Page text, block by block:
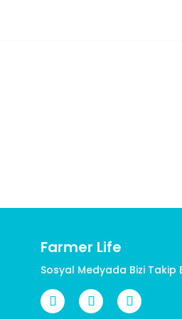
Farmer Life
Sosyal Medyada Bizi Takip